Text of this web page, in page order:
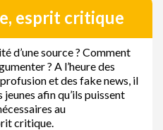
esprit critique
d’une source ? Comment
? A l’heure des
et des fake news, il
afin qu’ils puissent
au
critique.